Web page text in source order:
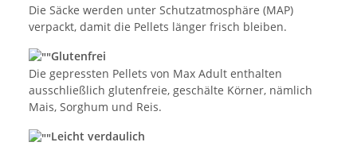
Die Säcke werden unter Schutzatmosphäre (MAP)
verpackt, damit die Pellets länger frisch bleiben.
Glutenfrei
Die gepressten Pellets von Max Adult enthalten
ausschließlich glutenfreie, geschälte Körner, nämlich
Mais, Sorghum und Reis.
Leicht verdaulich